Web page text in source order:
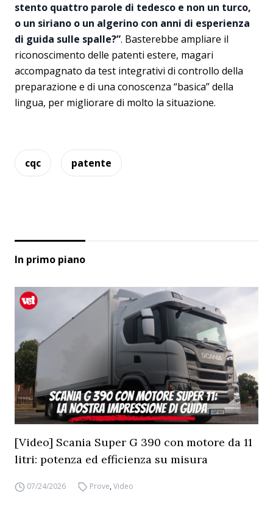
stento quattro parole di tedesco e non un turco,
o un siriano o un algerino con anni di esperienza
di guida sulle spalle?”. Basterebbe ampliare il
riconoscimento delle patenti estere, magari
accompagnato da test integrativi di controllo della
preparazione e di una conoscenza “basica” della
lingua, per migliorare di molto la situazione.
cqc patente
In primo piano
[Video] Scania Super G 390 con motore da 11
litri: potenza ed efficienza su misura
07/24/2026 Prove,Video